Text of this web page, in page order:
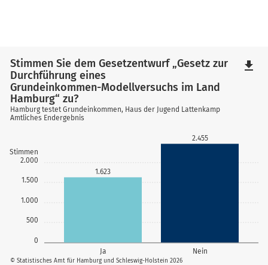
0
500
1.000
1.500
2.000
Stimmen
Ja Nein
1.623
2.455
© Statistisches Amt für Hamburg und Schleswig-Holstein 2026
Stimmen Sie dem Gesetzentwurf „Gesetz zur
Durchführung eines
Grundeinkommen-Modellversuchs im Land
Hamburg“ zu?
Hamburg testet Grundeinkommen, Haus der Jugend Lattenkamp
Amtliches Endergebnis
file_download